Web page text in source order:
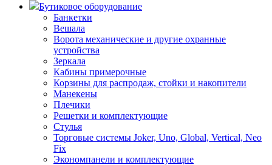
Бутиковое оборудование
Банкетки
Вешала
Ворота механические и другие охранные
устройства
Зеркала
Кабины примерочные
Корзины для распродаж, стойки и накопители
Манекены
Плечики
Решетки и комплектующие
Стулья
Торговые системы Joker, Uno, Global, Vertical, Neo
Fix
Экономпанели и комплектующие